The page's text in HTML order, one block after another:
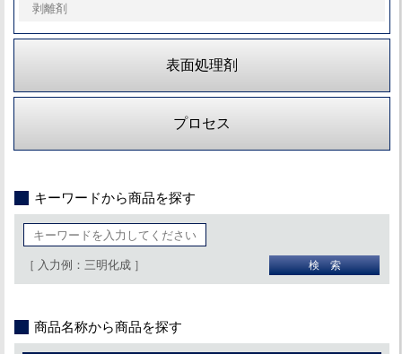
剥離剤
表面処理剤
プロセス
キーワードから商品を探す
［ 入力例：三明化成 ］
商品名称から商品を探す